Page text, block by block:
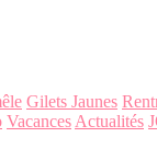
Gilets Jaunes
Vacances Actualités